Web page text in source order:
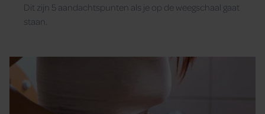
Dit zijn 5 aandachtspunten als je op de weegschaal gaat
staan.